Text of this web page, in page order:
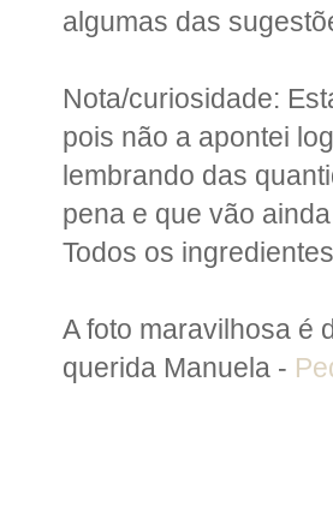
algumas das
Nota/curiosidade:
pois não a apontei
lembrando das
pena e que vão
Todos os
A foto maravilhosa é
querida Manuela -